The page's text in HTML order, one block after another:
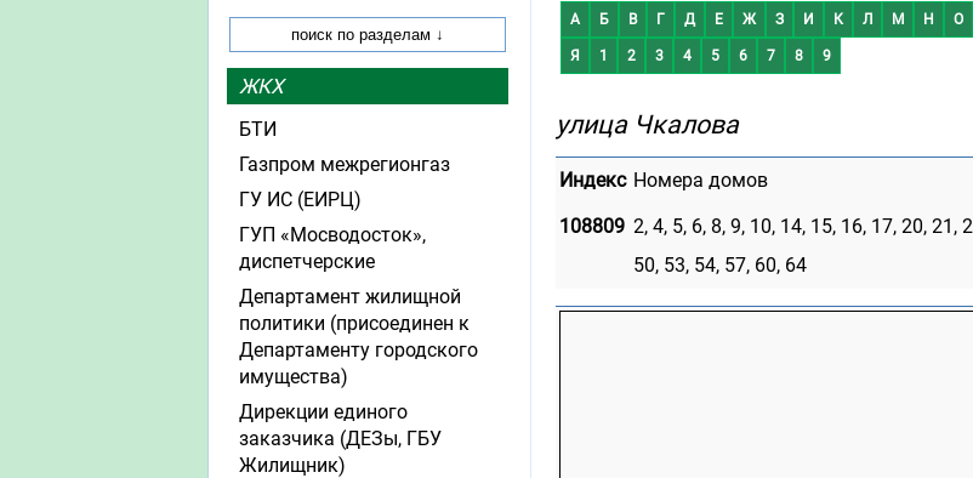
А Б В Г Д Е Ж З И К Л М Н О
Я 1 2 3 4 5 6 7 8 9
улица Чкалова
Индекс Номера домов
108809 2, 4, 5, 6, 8, 9, 10, 14, 15, 16, 17, 20, 21,
50, 53, 54, 57, 60, 64
ЖКХ
БТИ
Газпром межрегионгаз
ГУ ИС (ЕИРЦ)
ГУП «Мосводосток»,
диспетчерские
Департамент жилищной
политики (присоединен к
Департаменту городского
имущества)
Дирекции единого
заказчика (ДЕЗы, ГБУ
Жилищник)